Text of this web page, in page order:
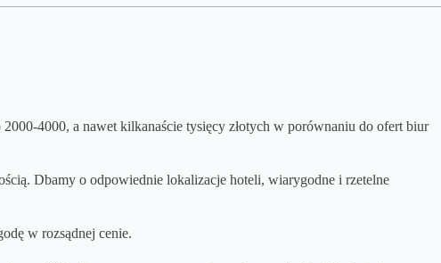
4000, a nawet kilkanaście tysięcy złotych w porównaniu do ofert biur
Dbamy o odpowiednie lokalizacje hoteli, wiarygodne i rzetelne
w rozsądnej cenie.